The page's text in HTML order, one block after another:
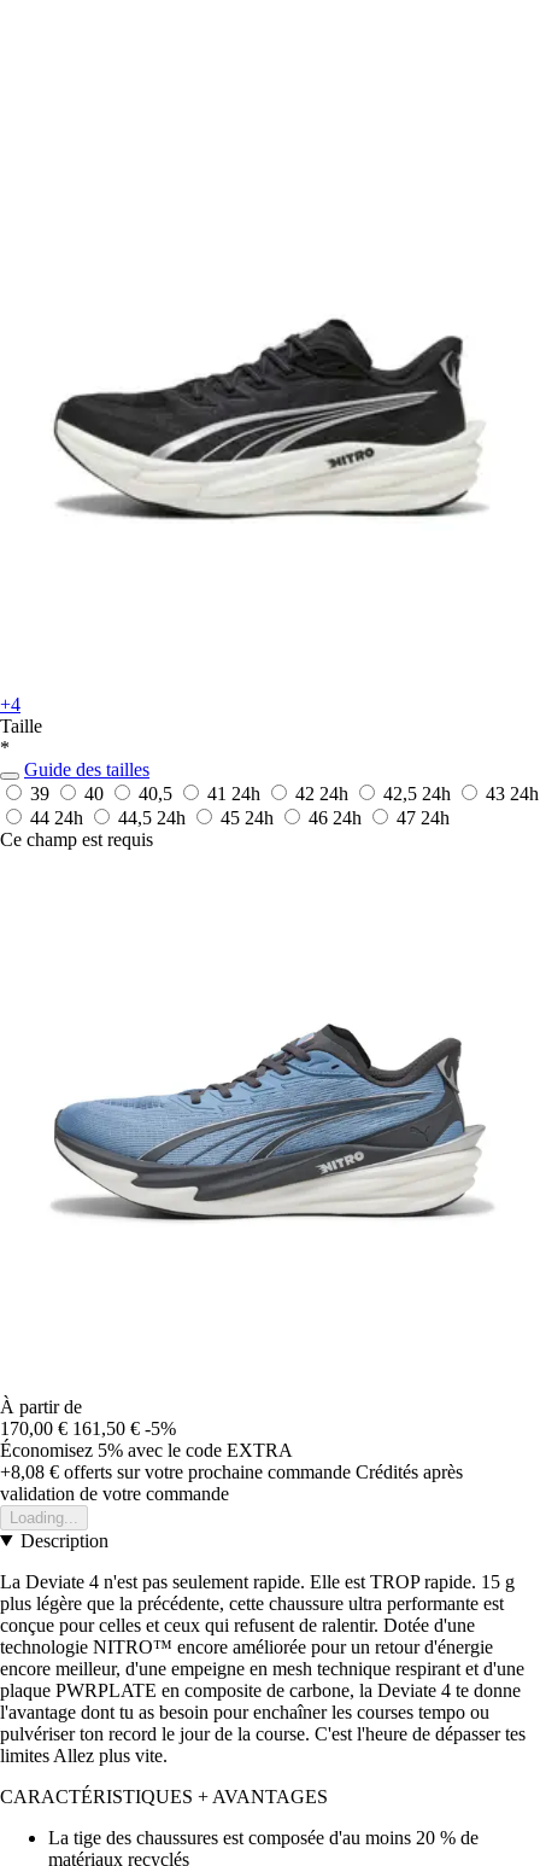
+4
Taille
*
Guide des tailles
39
40 40,5 41 24h 42 24h 42,5 24h 43 24h
44 24h 44,5 24h 45 24h 46 24h 47 24h
Ce champ est requis
À partir de
170,00 € 161,50 € -5%
Économisez 5% avec le code EXTRA
+8,08 € offerts sur votre prochaine commande Crédités après
validation de votre commande
Loading...
Description
La Deviate 4 n'est pas seulement rapide. Elle est TROP rapide. 15 g
plus légère que la précédente, cette chaussure ultra performante est
conçue pour celles et ceux qui refusent de ralentir. Dotée d'une
technologie NITRO™ encore améliorée pour un retour d'énergie
encore meilleur, d'une empeigne en mesh technique respirant et d'une
plaque PWRPLATE en composite de carbone, la Deviate 4 te donne
l'avantage dont tu as besoin pour enchaîner les courses tempo ou
pulvériser ton record le jour de la course. C'est l'heure de dépasser tes
limites Allez plus vite.
CARACTÉRISTIQUES + AVANTAGES
La tige des chaussures est composée d'au moins 20 % de
matériaux recyclés